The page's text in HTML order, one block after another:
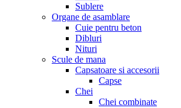
Sublere
Organe de asamblare
Cuie pentru beton
Dibluri
Nituri
Scule de mana
Capsatoare si accesorii
Capse
Chei
Chei combinate